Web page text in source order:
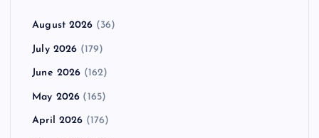
August 2026 (36)
July 2026 (179)
June 2026 (162)
May 2026 (165)
April 2026 (176)